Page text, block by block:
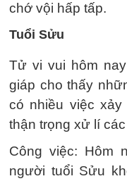
chớ vội hấp tấp.
Tuổi Sửu
Tử vi vui hôm
giáp cho thấy
có nhiều việc
thận trọng xử lí
Công việc: Hôm
người tuổi Sửu